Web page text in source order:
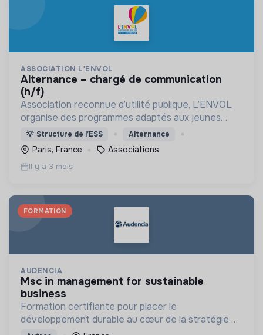
ASSOCIATION L'ENVOL
alternance – chargé de communication
(h/f)
Association reconnue d’utilité publique, L’ENVOL
organise des programmes adaptés aux jeunes
malades de 6 à 25 ans et à leur famille.
💡 Structure de l’ESS Alternance
Paris, France Associations
Il y a 3 mois
FORMATION
AUDENCIA
msc in management for sustainable
business
Formation certifiante pour placer le
développement durable au cœur de la stratégie de
l'entreprise à long terme